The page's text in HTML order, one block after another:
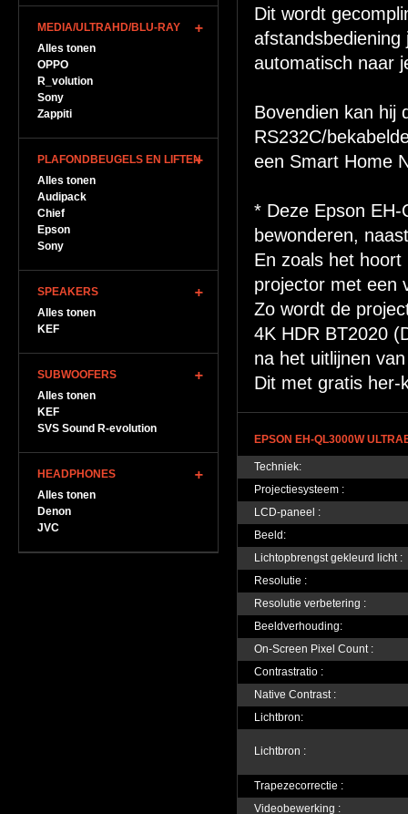
MEDIA/ULTRAHD/BLU-RAY
Alles tonen
OPPO
R_volution
Sony
Zappiti
PLAFONDBEUGELS EN LIFTEN
Alles tonen
Audipack
Chief
Epson
Sony
SPEAKERS
Alles tonen
KEF
SUBWOOFERS
Alles tonen
KEF
SVS Sound R-evolution
HEADPHONES
Alles tonen
Denon
JVC
Dit wordt
automatisch naar
Bovendien kan hij
RS232C/
een Smart Home
* Deze Epson
bewonderen,
En zoals het
projector met een
Zo wordt de
4K HDR BT2020
na het uitlijnen
Dit met gratis her-
EPSON EH-QL3000W
Techniek:
Projectiesysteem :
LCD-paneel :
Beeld:
Lichtopbrengst gekleurd licht :
Resolutie :
Resolutie verbetering :
Beeldverhouding:
On-Screen Pixel Count :
Contrastratio :
Native Contrast :
Lichtbron:
Lichtbron :
Trapezecorrectie :
Videobewerking :